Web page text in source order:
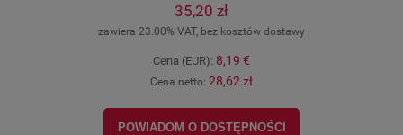
35,20 zł
zawiera 23.00% VAT, bez kosztów dostawy
Cena (EUR): 8,19 €
Cena netto: 28,62 zł
POWIADOM O DOSTĘPNOŚCI